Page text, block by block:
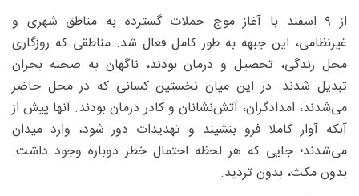
از ۹ اسفند با آغاز موج حملات گسترده به مناطق شهری و
غیرنظامی، این جبهه به‌ طور کامل فعال شد. مناطقی که روزگاری
محل زندگی، تحصیل و درمان بودند، ناگهان به صحنه بحران
تبدیل شدند. در این میان نخستین کسانی که در محل حاضر
می‌شدند، امدادگران، آتش‌نشانان و کادر درمان بودند. آنها پیش از
آنکه آوار کاملا فرو بنشیند و تهدیدات دور شود، وارد میدان
می‌شدند؛ جایی که هر لحظه احتمال خطر دوباره وجود داشت.
بدون مکث، بدون تردید.